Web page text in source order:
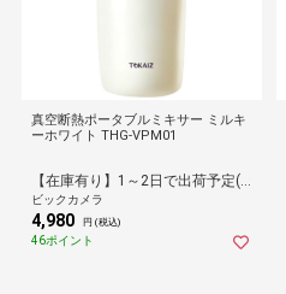
真空断熱ポータブルミキサー ミルキ
ーホワイト THG-VPM01
【在庫有り】1～2日で出荷予定(日付指定可)
ビックカメラ
4,980 円 (税込)
46ポイント